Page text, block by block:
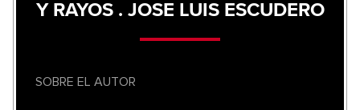
Y RAYOS . JOSE LUIS ESCUDERO
SOBRE EL AUTOR